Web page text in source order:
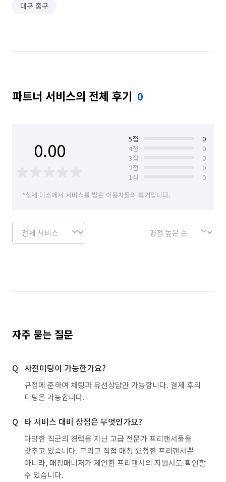
대구 중구
파트너 서비스의 전체 후기 0
0.00 5점
0
4점
0
3점
0
2점
0
1점
0
*실제 미소에서 서비스를 받은 이용자들의 후기입니다.
자주 묻는 질문
사전미팅이 가능한가요?
규정에 준하여 채팅과 유선상담만 가능합니다. 결제 후의
미팅은 가능합니다.
타 서비스 대비 장점은 무엇인가요?
다양한 직군의 경력을 지닌 고급 전문가 프리랜서풀을
갖추고 있습니다. 그리고 직접 매칭 요청한 프리랜서뿐
아니라, 매칭매니저가 제안한 프리랜서의 지원서도 확인할
수 있습니다.